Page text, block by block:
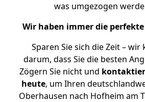
was umgezogen
Wir haben immer die
Sparen Sie sich die Zeit –
darum, dass Sie die besten
Zögern Sie nicht und
heute, um Ihren
Oberhausen nach Hofheim am